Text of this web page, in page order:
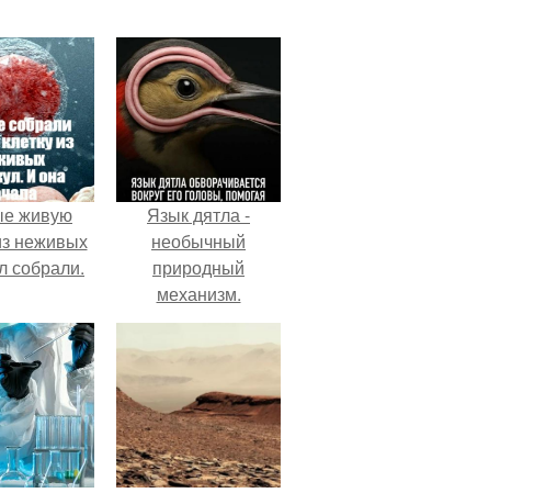
живую
неживых
собрали.
Язык дятла -
необычный
природный
механизм.